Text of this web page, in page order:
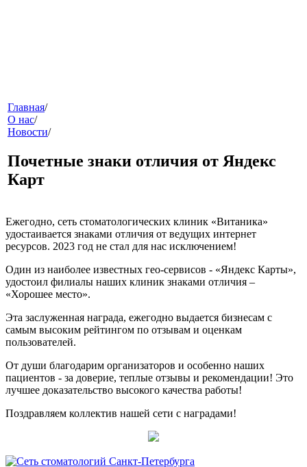
меню
звонок
Главная/
О нас/
Новости/
Почетные знаки отличия от Яндекс
Карт
Ежегодно, сеть стоматологических клиник «Витаника»
удостаивается знаками отличия от ведущих интернет
ресурсов. 2023 год не стал для нас исключением!
Один из наиболее известных гео-сервисов - «Яндекс Карты»,
удостоил филиалы наших клиник знаками отличия –
«Хорошее место».
Эта заслуженная награда, ежегодно выдается бизнесам с
самым высоким рейтингом по отзывам и оценкам
пользователей.
От души благодарим организаторов и особенно наших
пациентов - за доверие, теплые отзывы и рекомендации! Это
лучшее доказательство высокого качества работы!
Поздравляем коллектив нашей сети с наградами!